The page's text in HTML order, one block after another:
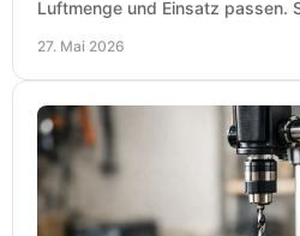
Luftmenge und Einsatz passen.
27. Mai 2026